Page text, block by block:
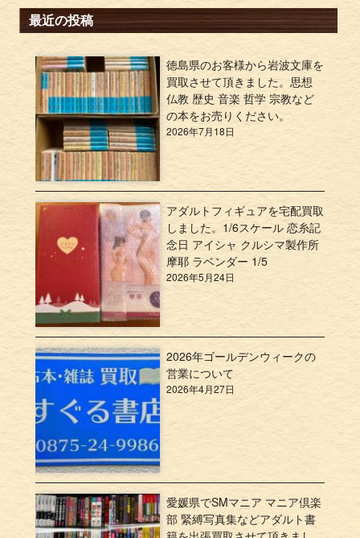
最近の投稿
徳島県のお客様から岩波文庫を
買取させて頂きました。思想
仏教 歴史 音楽 哲学 宗教など
の本をお売りください。
2026年7月18日
アダルトフィギュアを宅配買取
しました。1/6スケール 恋糸記
念日 アイシャ クルシマ製作所
摩耶 ラベンダー 1/5
2026年5月24日
2026年ゴールデンウィークの
営業について
2026年4月27日
愛媛県でSMマニア マニア倶楽
部 緊縛写真集などアダルト書